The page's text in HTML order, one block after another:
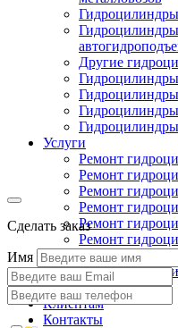
Гидроцилиндры
Другие
Гидроцилиндры
Услуги
Ремонт
Ремонт
Ремонт
Ремонт
Ремонт
Ремонт
Ремонт
Ремонт
Производство
Клиентам
Контакты
Сделать заказ
Имя